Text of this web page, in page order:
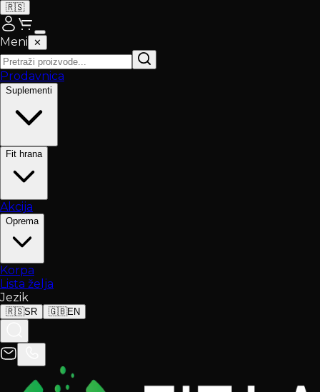
🇷🇸
Meni ✕
Prodavnica
Suplementi
Fit hrana
Akcija
Oprema
Korpa
Lista želja
Jezik
🇷🇸SR 🇬🇧EN